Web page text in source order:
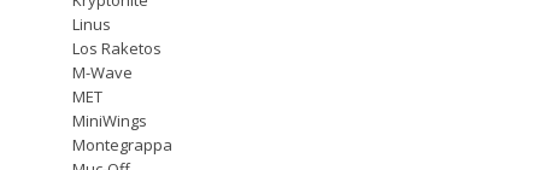
Linus
Los Raketos
M-Wave
MET
MiniWings
Montegrappa